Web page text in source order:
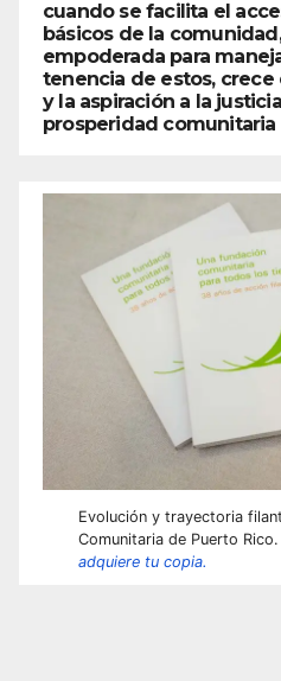
cuando se facilita el
básicos de la
empoderada para
tenencia de estos,
y la aspiración a la
prosperidad comunitaria
Evolución y trayectoria
Comunitaria de Puerto Rico.
adquiere tu copia.